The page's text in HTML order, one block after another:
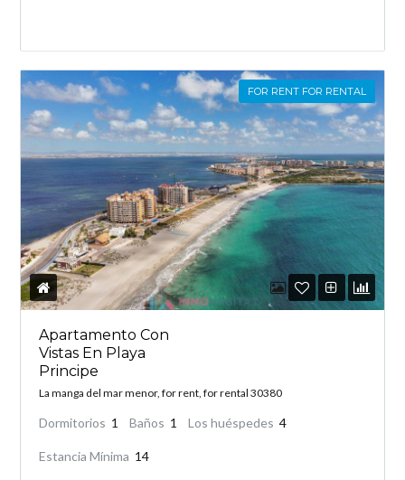
FOR RENT FOR RENTAL
Apartamento Con
Vistas En Playa
Principe
La manga del mar menor, for rent, for rental 30380
Dormitorios 1 Baños 1 Los huéspedes 4
Estancia Mínima 14